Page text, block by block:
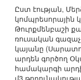
Ըստ էության,
կոմպրեսորային
Թուրքմենբաշի
ռուսական
կայանը
արդեն գործող
համակարգի